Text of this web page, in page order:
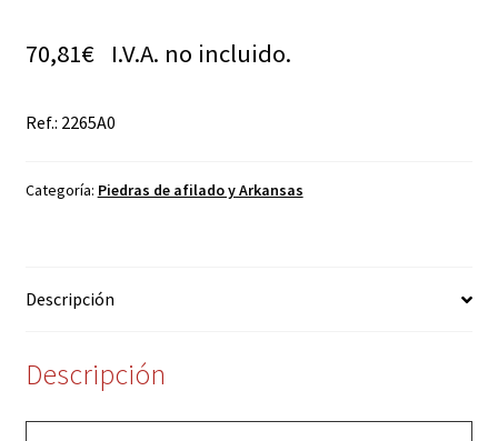
70,81€I.V.A. no incluido.
Ref.: 2265A0
Categoría: Piedras de afilado y Arkansas
Descripción
Descripción